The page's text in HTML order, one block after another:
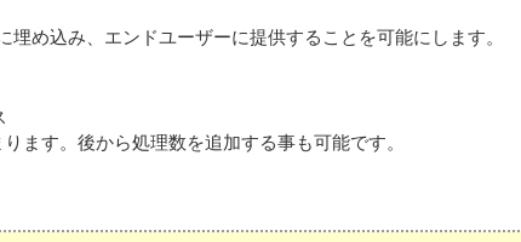
め込み、エンドユーザーに提供することを可能にします。
ます。後から処理数を追加する事も可能です。